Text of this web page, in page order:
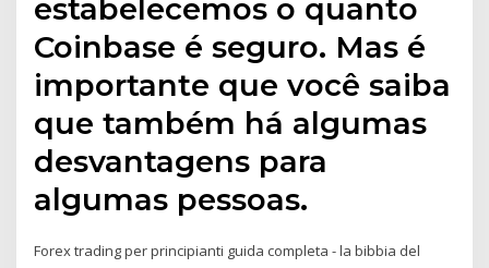
estabelecemos o quanto
Coinbase é seguro. Mas é
importante que você saiba
que também há algumas
desvantagens para
algumas pessoas.
Forex trading per principianti guida completa - la bibbia del